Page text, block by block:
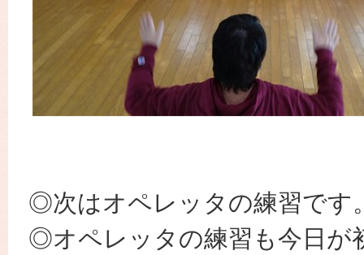
◎次はオペレッタの練習です
◎オペレッタの練習も今日が